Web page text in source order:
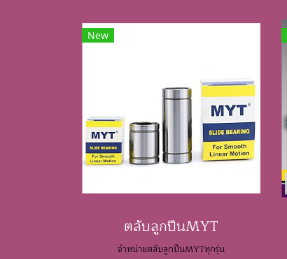
New
ตลับลูกปืนMYT
จำหน่ายตลับลูกปืนMYTทุกรุ่น